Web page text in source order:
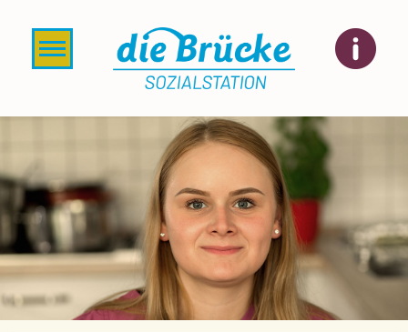
o
i
n
c
o
n
t
e
n
TOGGLE NAVIGATION